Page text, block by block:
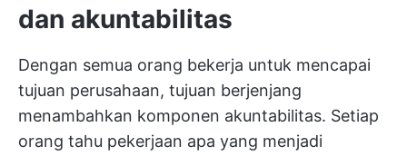
dan akuntabilitas
Dengan semua orang bekerja untuk mencapai
tujuan perusahaan, tujuan berjenjang
menambahkan komponen akuntabilitas. Setiap
orang tahu pekerjaan apa yang menjadi